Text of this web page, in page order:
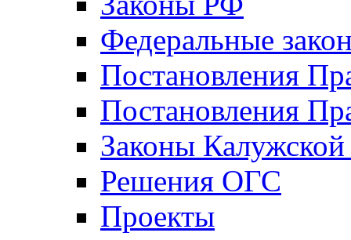
Федеральные
Постановления
Постановления
Законы Калужской
Решения ОГС
Проекты